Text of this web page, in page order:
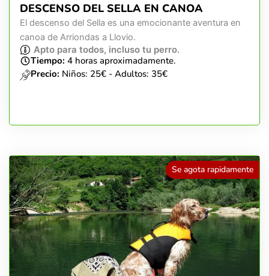
DESCENSO DEL SELLA EN CANOA
El descenso del Sella es una emocionante aventura en
canoa de Arriondas a Llovio.
Apto para todos, incluso tu perro.
Tiempo: 4 horas aproximadamente.
Precio: Niños: 25€ - Adultos: 35€
Se agota rapidamente